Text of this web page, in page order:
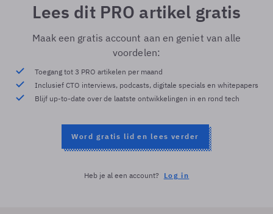
Lees dit PRO artikel gratis
Maak een gratis account aan en geniet van alle
voordelen:
Toegang tot 3 PRO artikelen per maand
Inclusief CTO interviews, podcasts, digitale specials en whitepapers
Blijf up-to-date over de laatste ontwikkelingen in en rond tech
Word gratis lid en lees verder
Heb je al een account? Log in